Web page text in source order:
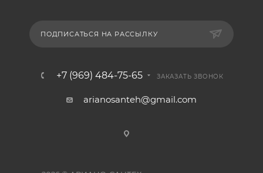
ПОДПИСАТЬСЯ НА РАССЫЛКУ
+7 (969) 484-75-65 ЗАКАЗАТЬ ЗВОНОК
arianosanteh@gmail.com